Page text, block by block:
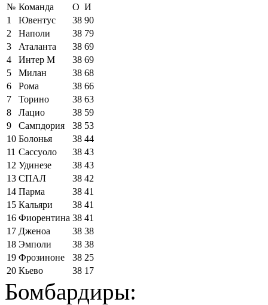
№ Команда О И
1
Ювентус 38 90
2
Наполи 38 79
3
Аталанта 38 69
4
Интер М 38 69
5
Милан 38 68
6
Рома 38 66
7
Торино 38 63
8
Лацио 38 59
9
Сампдория 38 53
10 Болонья 38 44
11 Сассуоло 38 43
12 Удинезе 38 43
13 СПАЛ 38 42
14 Парма 38 41
15 Кальяри 38 41
16 Фиорентина 38 41
17 Дженоа 38 38
18 Эмполи 38 38
19 Фрозиноне 38 25
20 Кьево 38 17
Бомбардиры: